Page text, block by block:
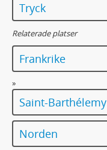
Tryck
Relaterade platser
Frankrike
»
Saint-Barthélemy
Norden